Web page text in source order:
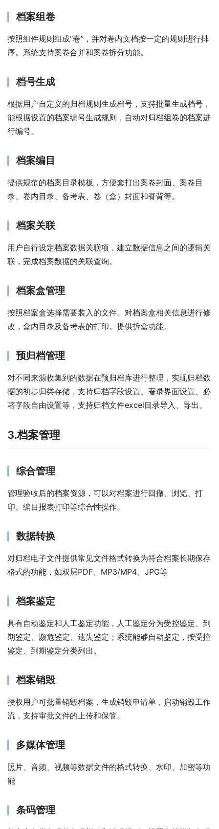
档案组卷
按照组件规则组成“卷”，并对卷内文档按一定的规则进行排
序。系统支持案卷合并和案卷拆分功能。
档号生成
根据用户自定义的归档规则生成档号，支持批量生成档号，
能根据设置的档案编号生成规则，自动对归档组卷的档案进
行编号。
档案编目
提供规范的档案目录模板，方便套打出案卷封面、案卷目
录、卷内目录、备考表、卷（盒）封面和脊背等。
档案关联
用户自行设定档案数据关联项，建立数据信息之间的逻辑关
联，完成档案数据的关联查询。
档案盒管理
按照档案盒选择需要装入的文件。对档案盒相关信息进行修
改，盒内目录及备考表的打印。提供拆盒功能。
预归档管理
对不同来源收集到的数据在预归档库进行整理，实现归档数
据的初步归类存储，支持归档字段设置、著录界面设置、必
著字段自由设置等，支持归档文件excel目录导入、导出。
3.档案管理
综合管理
管理验收后的档案资源，可以对档案进行回撤、浏览、打
印、编目报表打印等综合性操作。
数据转换
对归档电子文件提供常见文件格式转换为符合档案长期保存
格式的功能，如双层PDF、MP3/MP4、JPG等
档案鉴定
具有自动鉴定和人工鉴定功能，人工鉴定分为受控鉴定、到
期鉴定、濒危鉴定、遗失鉴定；系统能够自动鉴定，按受控
鉴定、到期鉴定分类列出。
档案销毁
授权用户可批量销毁档案，生成销毁申请单，启动销毁工作
流，支持审批文件的上传和保管。
多媒体管理
照片、音频、视频等数据文件的格式转换、水印、加密等功
能
条码管理